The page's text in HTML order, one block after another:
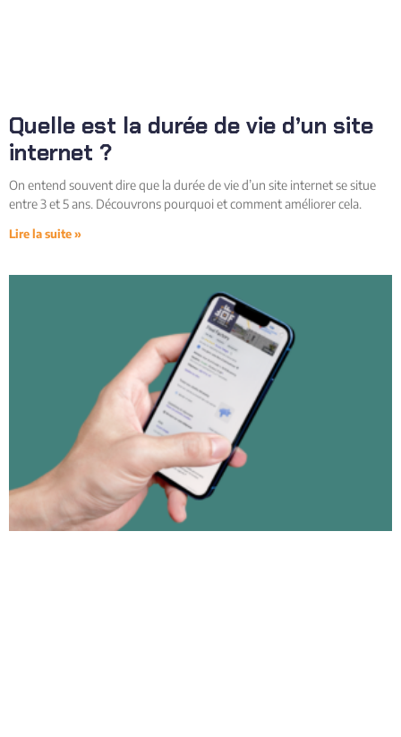
Quelle est la durée de vie d’un site
internet ?
On entend souvent dire que la durée de vie d’un site internet se situe
entre 3 et 5 ans. Découvrons pourquoi et comment améliorer cela.
Lire la suite »